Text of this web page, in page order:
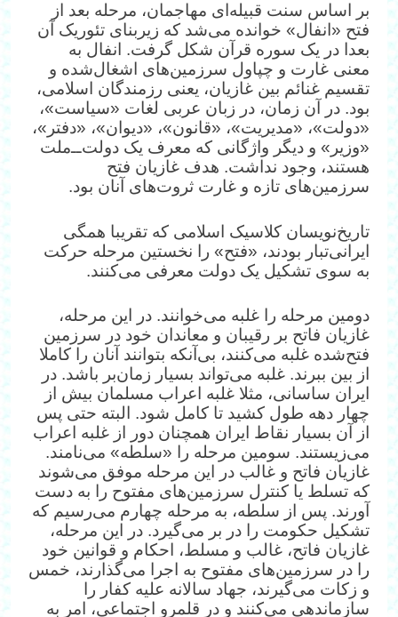
بر اساس سنت قبیله‌ای مهاجمان، مرحله بعد از
فتح «انفال» خوانده می‌شد که زیربنای تئوریک آن
بعدا در یک سوره قرآن شکل گرفت. انفال به
معنی غارت و چپاول سرزمین‌های اشغال‌شده و
تقسیم غنائم بین غازیان، یعنی رزمندگان اسلامی،
بود. در آن زمان، در زبان عربی لغات «سیاست»،
«دولت»، «مدیریت»، «قانون»، «دیوان»، «دفتر»،
«وزیر» و دیگر واژگانی که معرف یک دولت‌ــ‌ملت
هستند، وجود نداشت. هدف غازیان فتح
سرزمین‌های تازه و غارت ثروت‌های آنان بود.
تاریخ‌نویسان کلاسیک اسلامی که تقریبا همگی
ایرانی‌تبار بودند، «فتح» را نخستین مرحله حرکت
به سوی تشکیل یک دولت معرفی می‌کنند.
دومین مرحله را غلبه می‌خوانند. در این مرحله،
غازیان فاتح بر رقیبان و معاندان خود در سرزمین
فتح‌شده غلبه می‌کنند، بی‌آنکه بتوانند آنان را کاملا
از بین ببرند. غلبه می‌تواند بسیار زمان‌بر باشد. در
ایران ساسانی، مثلا غلبه اعراب مسلمان بیش از
چهار دهه طول کشید تا کامل شود. البته حتی پس
از آن بسیار نقاط ایران همچنان دور از غلبه اعراب
می‌زیستند. سومین مرحله را «سلطه» می‌نامند.
غازیان فاتح و غالب در این مرحله موفق می‌شوند
که تسلط یا کنترل سرزمین‌های مفتوح را به دست
آورند. پس از سلطه، به مرحله چهارم می‌رسیم که
تشکیل حکومت را در بر می‌گیرد. در این مرحله،
غازیان فاتح، غالب و مسلط، احکام و قوانین خود
را در سرزمین‌های مفتوح به اجرا می‌گذارند، خمس
و زکات می‌گیرند، جهاد سالانه علیه کفار را
سازماندهی می‌کنند و در قلمرو اجتماعی، امر به